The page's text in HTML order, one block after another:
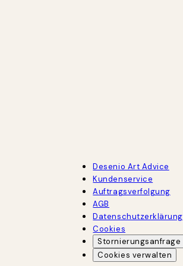
Desenio Art Advice
Kundenservice
Auftragsverfolgung
AGB
Datenschutzerklärung
Cookies
Stornierungsanfrage
Cookies verwalten